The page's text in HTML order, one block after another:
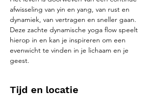
afwisseling van yin en yang, van rust en
dynamiek, van vertragen en sneller gaan.
Deze zachte dynamische yoga flow speelt
hierop in en kan je inspireren om een
evenwicht te vinden in je lichaam en je
geest.
Tijd en locatie